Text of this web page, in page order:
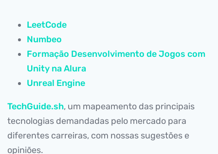
LeetCode
Numbeo
Formação Desenvolvimento de Jogos com
Unity na Alura
Unreal Engine
TechGuide.sh, um mapeamento das principais
tecnologias demandadas pelo mercado para
diferentes carreiras, com nossas sugestões e
opiniões.